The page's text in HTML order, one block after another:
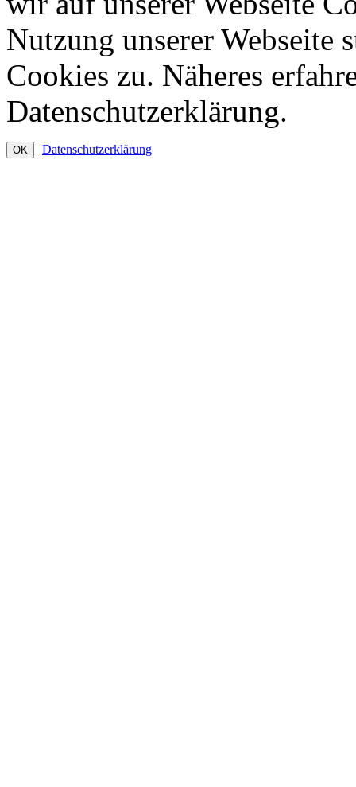
Nutzung unserer Webseite
Cookies zu. Näheres
Datenschutzerklärung.
OK Datenschutzerklärung